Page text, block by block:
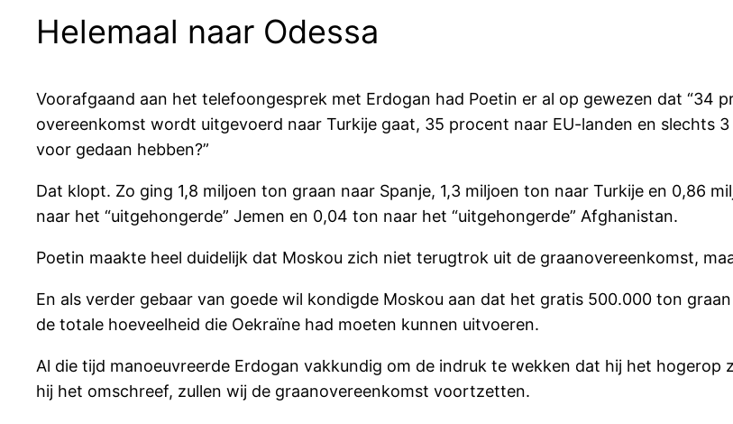
Helemaal naar Odessa
Voorafgaand aan het telefoongesprek met Erdogan had Poetin er al op gewezen dat “34
overeenkomst wordt uitgevoerd naar Turkije gaat, 35 procent naar EU-landen en slechts
voor gedaan hebben?”
Dat klopt. Zo ging 1,8 miljoen ton graan naar Spanje, 1,3 miljoen ton naar Turkije en 0,86
naar het “uitgehongerde” Jemen en 0,04 ton naar het “uitgehongerde” Afghanistan.
Poetin maakte heel duidelijk dat Moskou zich niet terugtrok uit de graanovereenkomst,
En als verder gebaar van goede wil kondigde Moskou aan dat het gratis 500.000 ton
de totale hoeveelheid die Oekraïne had moeten kunnen uitvoeren.
Al die tijd manoeuvreerde Erdogan vakkundig om de indruk te wekken dat hij het hogerop
hij het omschreef, zullen wij de graanovereenkomst voortzetten.